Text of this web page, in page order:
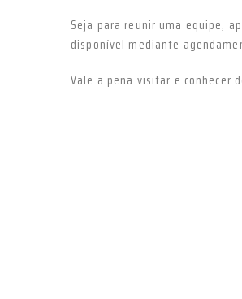
Seja para reunir uma equipe,
disponível mediante
Vale a pena visitar e conhecer